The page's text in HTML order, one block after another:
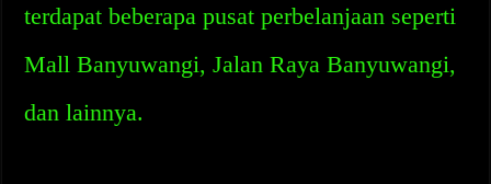
terdapat beberapa pusat perbelanjaan seperti
Mall Banyuwangi, Jalan Raya Banyuwangi,
dan lainnya.